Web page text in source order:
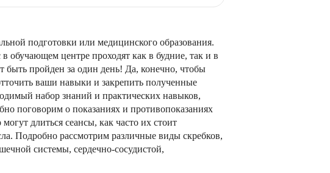
подготовки или медицинского образования.
обучающем центре проходят как в будние, так и в
пройден за один день! Да, конечно, чтобы
ваши навыки и закрепить полученные
набор знаний и практических навыков,
поговорим о показаниях и противопоказаниях
длиться сеансы, как часто их стоит
Подробно рассмотрим различные виды скребков,
системы, сердечно-сосудистой,